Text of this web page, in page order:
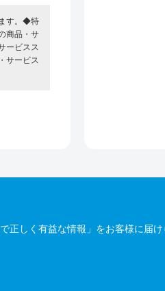
す。◆特
商品・サ
ービスス
サービス
しく有益な情報」をお客様に届け